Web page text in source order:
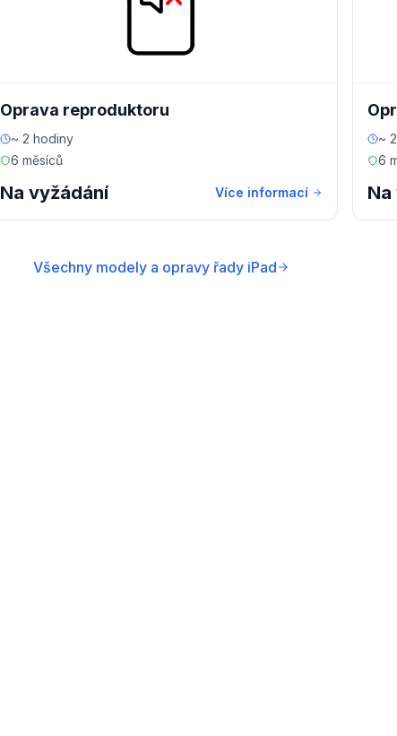
Oprava reproduktoru
~ 2 hodiny
6 měsíců
Na vyžádání Více informací
~
6
Všechny modely a opravy řady iPad